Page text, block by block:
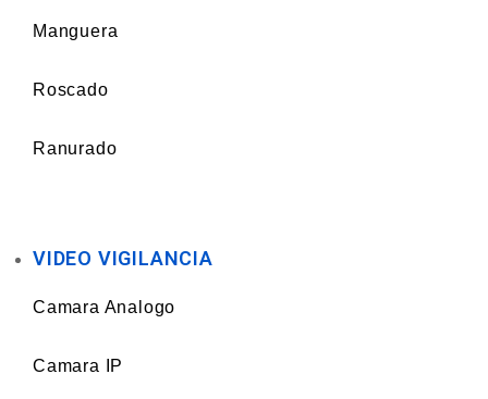
Manguera
Roscado
Ranurado
VIDEO VIGILANCIA
Camara Analogo
Camara IP